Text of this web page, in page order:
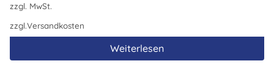
zzgl. MwSt.
zzgl.Versandkosten
Weiterlesen